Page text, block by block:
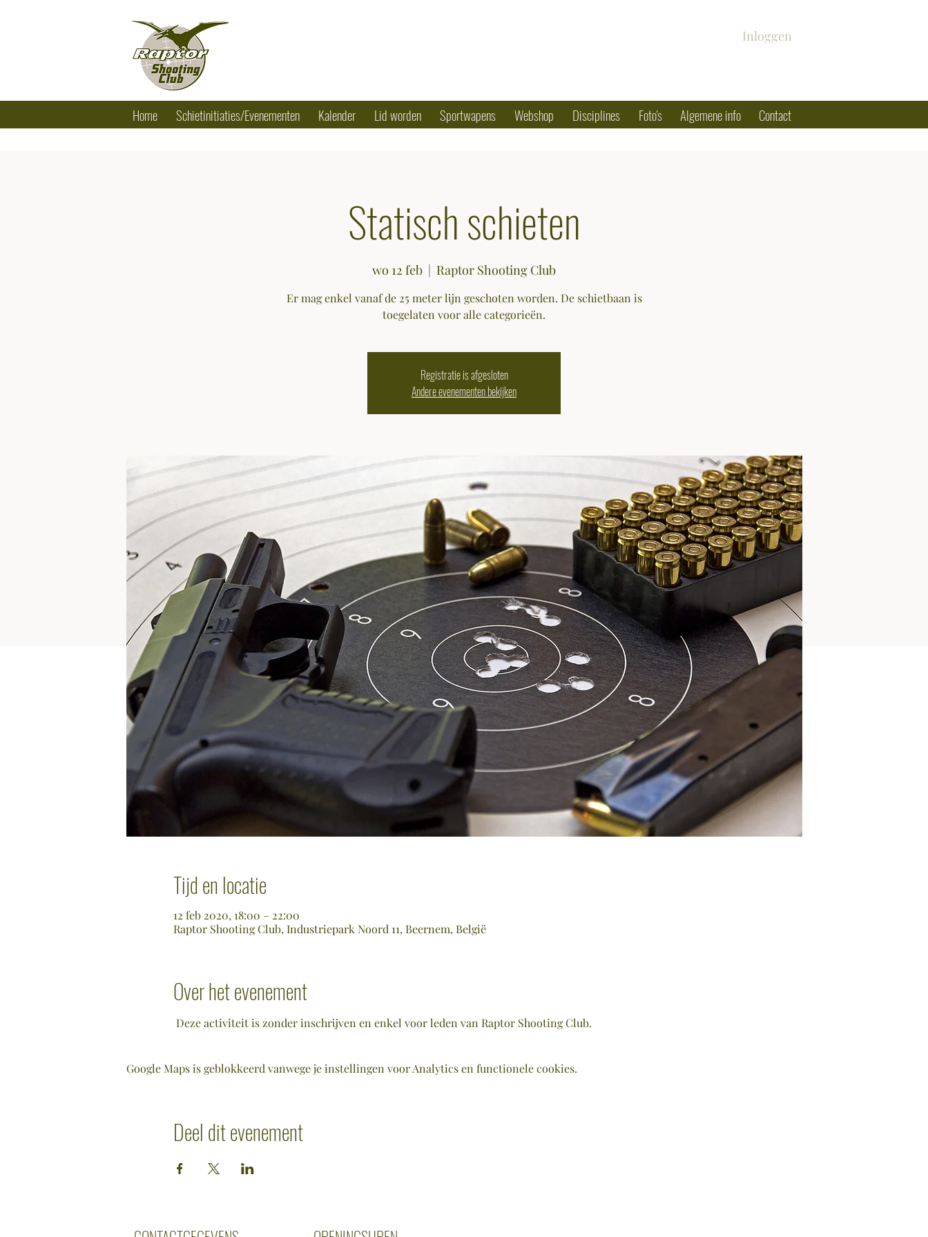
RAPTOR SHOOTING CLUB Inloggen
Home Schietinitiaties/Evenementen Kalender Lid worden Sportwapens Webshop Disciplines Foto's Algemene info Contact
Statisch schieten
wo 12 feb
  |
Raptor Shooting Club
Er mag enkel vanaf de 25 meter lijn geschoten worden. De schietbaan is
toegelaten voor alle categorieën.
Registratie is afgesloten
Andere evenementen bekijken
Tijd en locatie
12 feb 2020, 18:00 – 22:00
Raptor Shooting Club, Industriepark Noord 11, Beernem, België
Over het evenement
Deze activiteit is zonder inschrijven en enkel voor leden van Raptor Shooting Club.
Google Maps is geblokkeerd vanwege je instellingen voor Analytics en functionele cookies.
Deel dit evenement